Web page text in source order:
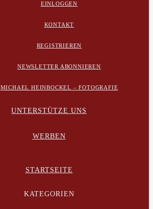
EINLOGGEN
KONTAKT
REGISTRIEREN
NEWSLETTER ABONNIEREN
MICHAEL HEINBOCKEL – FOTOGRAFIE
UNTERSTÜTZE UNS
WERBEN
STARTSEITE
KATEGORIEN